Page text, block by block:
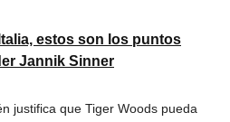
estos son los puntos
Jannik Sinner
justifica que Tiger Woods pueda